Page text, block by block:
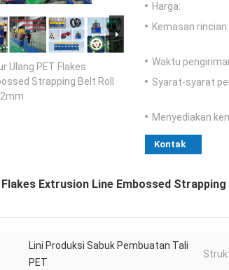
Ulang PET Flakes
Strapping Belt Roll
Harga:
Kemasan rincian:
Waktu
Syarat-syarat
Menyediakan
Kontak
Flakes Extrusion Line Embossed
Lini Produksi Sabuk Pembuatan Tali
PET